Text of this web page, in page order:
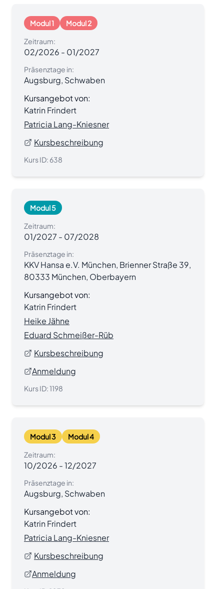
Modul 1
Modul 2
Zeitraum:
02/2026 - 01/2027
Präsenztage in:
Augsburg, Schwaben
Kursangebot von:
Katrin Frindert
Patricia Lang-Kniesner
Kursbeschreibung
Kurs ID: 638
Modul 5
Zeitraum:
01/2027 - 07/2028
Präsenztage in:
KKV Hansa e.V. München, Brienner Straße 39,
80333 München, Oberbayern
Kursangebot von:
Katrin Frindert
Heike Jähne
Eduard Schmeißer-Rüb
Kursbeschreibung
Anmeldung
Kurs ID:1198
Modul 3
Modul 4
Zeitraum:
10/2026 -12/2027
Präsenztage in:
Augsburg, Schwaben
Kursangebot von:
Katrin Frindert
Patricia Lang-Kniesner
Kursbeschreibung
Anmeldung